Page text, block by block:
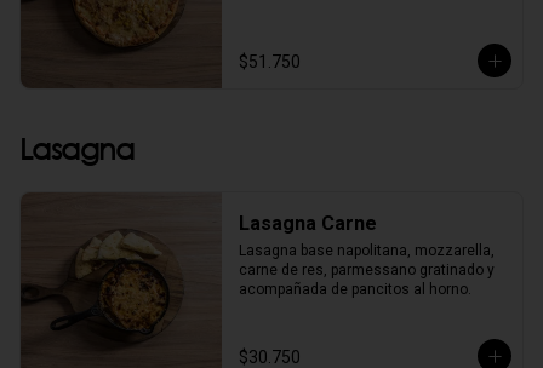
$51.750
Lasagna
Lasagna Carne
Lasagna base napolitana, mozzarella,
carne de res, parmessano gratinado y
acompañada de pancitos al horno.
$30.750